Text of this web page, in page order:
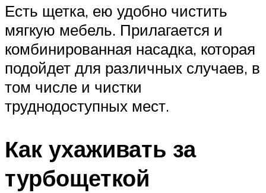
Есть щетка, ею удобно чистить
мягкую мебель. Прилагается и
комбинированная насадка, которая
подойдет для различных случаев, в
том числе и чистки
труднодоступных мест.
Как ухаживать за
турбощеткой